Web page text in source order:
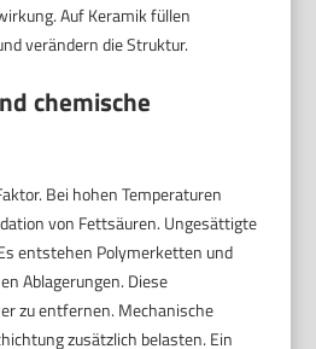
Auf Keramik füllen
verändern die Struktur.
chemische
Bei hohen Temperaturen
von Fettsäuren. Ungesättigte
entstehen Polymerketten und
Ablagerungen. Diese
zu entfernen. Mechanische
zusätzlich belasten. Ein